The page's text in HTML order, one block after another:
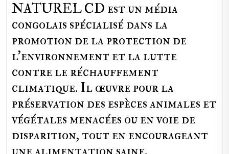
NATUREL CD est un média
congolais spécialisé dans la
promotion de la protection de
l’environnement et la lutte
contre le réchauffement
climatique. Il œuvre pour la
préservation des espèces animales et
végétales menacées ou en voie de
disparition, tout en encourageant